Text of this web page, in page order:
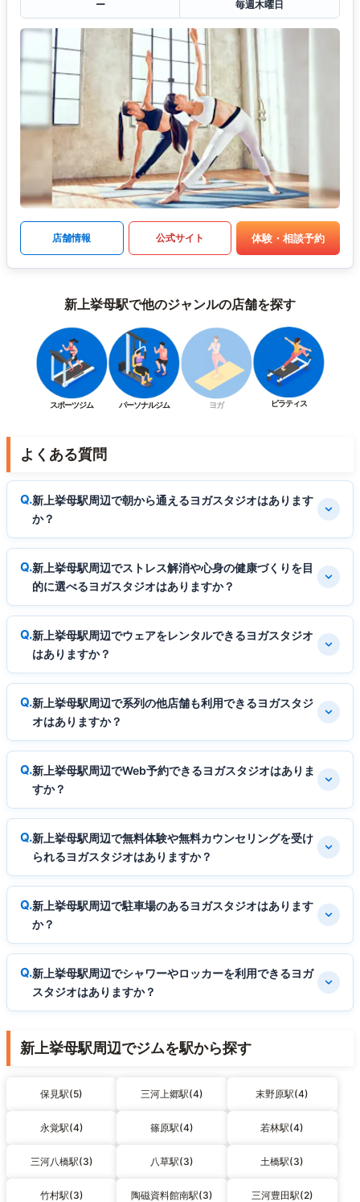
ー 毎週木曜日
店舗情報 公式サイト 体験・相談予約
新上挙母駅で他のジャンルの店舗を探す
スポーツジム パーソナルジム ヨガ ピラティス
よくある質問
新上挙母駅周辺で朝から通えるヨガスタジオはあります
か？
新上挙母駅周辺でストレス解消や心身の健康づくりを目
的に選べるヨガスタジオはありますか？
新上挙母駅周辺でウェアをレンタルできるヨガスタジオ
はありますか？
新上挙母駅周辺で系列の他店舗も利用できるヨガスタジ
オはありますか？
新上挙母駅周辺でWeb予約できるヨガスタジオはありま
すか？
新上挙母駅周辺で無料体験や無料カウンセリングを受け
られるヨガスタジオはありますか？
新上挙母駅周辺で駐車場のあるヨガスタジオはあります
か？
新上挙母駅周辺でシャワーやロッカーを利用できるヨガ
スタジオはありますか？
新上挙母駅周辺でジムを駅から探す
保見駅(5) 三河上郷駅(4) 末野原駅(4)
永覚駅(4) 篠原駅(4) 若林駅(4)
三河八橋駅(3) 八草駅(3) 土橋駅(3)
竹村駅(3) 陶磁資料館南駅(3) 三河豊田駅(2)